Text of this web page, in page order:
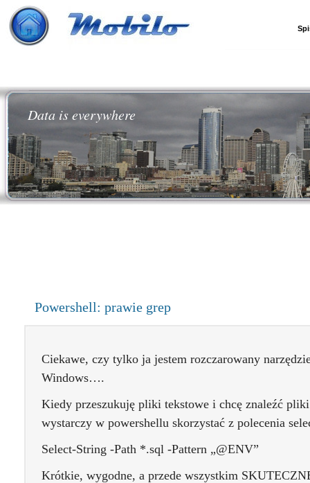
Data is everywhere
Powershell: prawie grep
Ciekawe, czy tylko ja jestem rozczarowany
Windows….
Kiedy przeszukuję pliki tekstowe i chcę znaleźć
wystarczy w powershellu skorzystać z polecenia
Select-String -Path *.sql -Pattern „@ENV”
Krótkie, wygodne, a przede wszystkim